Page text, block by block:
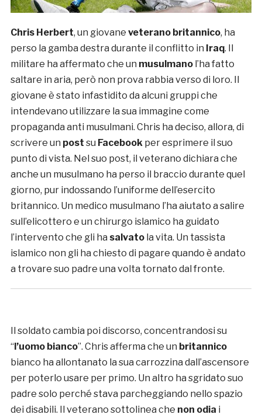
Chris Herbert, un giovane veterano britannico, ha
perso la gamba destra durante il conflitto in Iraq. Il
militare ha affermato che un musulmanol’ha fatto
saltare in aria, però non prova rabbia verso di loro. Il
giovane è stato infastidito da alcuni gruppi che
intendevano utilizzare la sua immagine come
propaganda anti musulmani. Chris ha deciso, allora, di
scrivere un post su Facebook per esprimere il suo
punto di vista. Nel suo post, il veterano dichiara che
anche un musulmano ha perso il braccio durante quel
giorno, pur indossando l’uniforme dell’esercito
britannico. Un medico musulmano l’ha aiutato a salire
sull’elicottero e un chirurgo islamico ha guidato
l’intervento che gli ha salvatola vita. Un tassista
islamico non gli ha chiesto di pagare quando è andato
a trovare suo padre una volta tornato dal fronte.
Il soldato cambia poi discorso, concentrandosi su
“l’uomo bianco”. Chris afferma che un britannico
bianco ha allontanato la sua carrozzina dall’ascensore
per poterlo usare per primo. Un altro ha sgridato suo
padre solo perché stava parcheggiando nello spazio
dei disabili. Il veterano sottolinea che non odia i